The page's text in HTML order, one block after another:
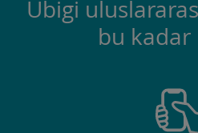
Ubigi
bu kadar